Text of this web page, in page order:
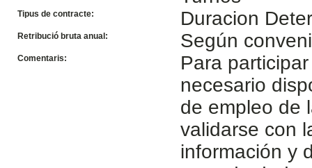
Tipus de contracte: Duracion
Retribució bruta anual: Según
Comentaris:
Para
necesario
de empleo de
validarse con
información y